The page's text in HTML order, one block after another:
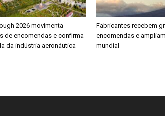
2026 movimenta
de encomendas e confirma
da indústria aeronáutica
Fabricantes recebem
encomendas e
mundial